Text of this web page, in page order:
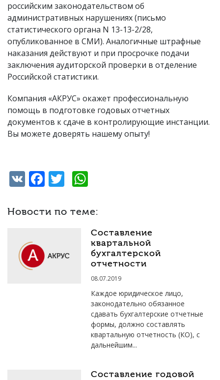
российским законодательством об
административных нарушениях (письмо
статистического органа N 13-13-2/28,
опубликованное в СМИ). Аналогичные штрафные
наказания действуют и при просрочке подачи
заключения аудиторской проверки в отделение
Российской статистики.
Компания «АКРУС» окажет профессиональную
помощь в подготовке годовых отчетных
документов к сдаче в контролирующие инстанции.
Вы можете доверять нашему опыту!
VK Facebook
Twitter
Новости по теме:
Составление
квартальной
бухгалтерской
отчетности
08.07.2019
Каждое юридическое лицо,
законодательно обязанное
сдавать бухгалтерские отчетные
формы, должно составлять
квартальную отчетность (КО), с
дальнейшим...
Составление годовой